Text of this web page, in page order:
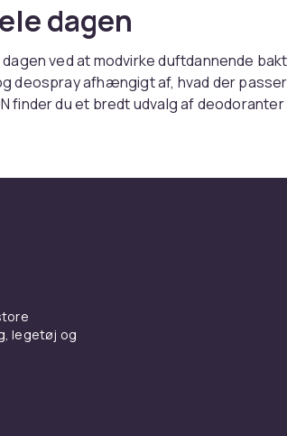
dagen
ved at modvirke duftdannende
deospray afhængigt af, hvad der
finder du et bredt udvalg af deodoranter
til dig?
lugt, men påvirker ikke
sved? Se vores
legetøj og